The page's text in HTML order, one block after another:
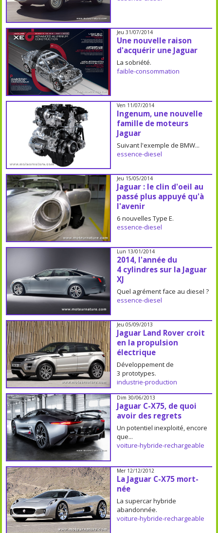
Jeu 31/07/2014
Une nouvelle raison
d'acquérir une Jaguar
La sobriété.
faible-consommation
Ven 11/07/2014
Ingenum, une nouvelle
famille de moteurs
Jaguar
Suivant l'exemple de BMW...
essence-diesel
Jeu 15/05/2014
Jaguar : le clin d'oeil au
passé plus appuyé qu'à
l'avenir
6 nouvelles Type E.
essence-diesel
Lun 13/01/2014
2014, l'année du
4 cylindres sur la Jaguar
XJ
Quel agrément face au diesel ?
essence-diesel
Jeu 05/09/2013
Jaguar Land Rover croit
en la propulsion
électrique
Développement de
3 prototypes.
industrie-production
Dim 30/06/2013
Jaguar C-X75, de quoi
avoir des regrets
Un potentiel inexploité, encore
que...
voiture-hybride-rechargeable
Mer 12/12/2012
La Jaguar C-X75 mort-
née
La supercar hybride
abandonnée.
voiture-hybride-rechargeable